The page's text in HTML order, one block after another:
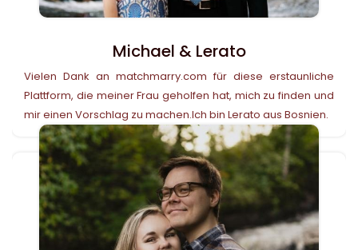
Michael & Lerato
Vielen Dank an matchmarry.com für diese erstaunliche
Plattform, die meiner Frau geholfen hat, mich zu finden und
mir einen Vorschlag zu machen.Ich bin Lerato aus Bosnien.